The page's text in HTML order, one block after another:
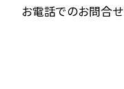
お電話でのお問合